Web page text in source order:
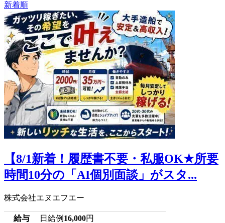
新着順
【8/1新着！履歴書不要・私服OK★所要
時間10分の「AI個別面談」がスタ...
株式会社エヌエフエー
給与 日給例 16,000円